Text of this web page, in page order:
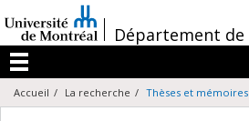
au
contenu
/Département de
Menu
Accueil La recherche Thèses et mémoires